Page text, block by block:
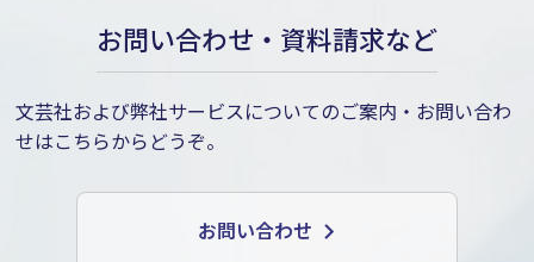
お問い合わせ・資料請求など
文芸社および弊社サービスについてのご案内・お問い合わ
せはこちらからどうぞ。
お問い合わせ